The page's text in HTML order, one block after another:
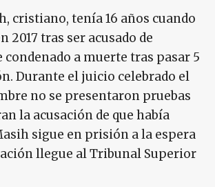
cristiano, tenía 16 años cuando
2017 tras ser acusado de
condenado a muerte tras pasar 5
Durante el juicio celebrado el
no se presentaron pruebas
la acusación de que había
sigue en prisión a la espera
llegue al Tribunal Superior